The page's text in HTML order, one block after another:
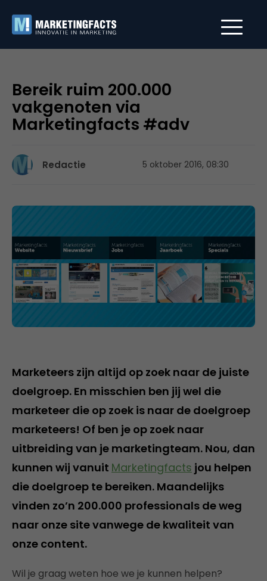
Bereik ruim 200.000
vakgenoten via
Marketingfacts #adv
Redactie 5 oktober 2016, 08:30
Marketeers zijn altijd op zoek naar de juiste
doelgroep. En misschien ben jij wel die
marketeer die op zoek is naar de doelgroep
marketeers! Of ben je op zoek naar
uitbreiding van je marketingteam. Nou, dan
kunnen wij vanuit Marketingfacts jou helpen
die doelgroep te bereiken. Maandelijks
vinden zo’n 200.000 professionals de weg
naar onze site vanwege de kwaliteit van
onze content.
Wil je graag weten hoe we je kunnen helpen?